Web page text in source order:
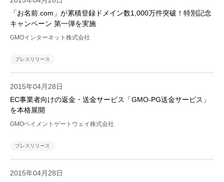
「お名前.com」が累積登録ドメイン数1,000万件突破！特別記念
キャンペーン 第一弾を実施
GMOインターネット株式会社
プレスリリース
2015年04月28日
EC事業者向けの返金・送金サービス「GMO-PG送金サービス」
を本格展開
GMOペイメントゲートウェイ株式会社
プレスリリース
2015年04月28日